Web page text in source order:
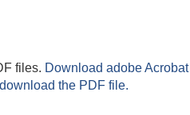
files. Download adobe Acrobat
the PDF file.